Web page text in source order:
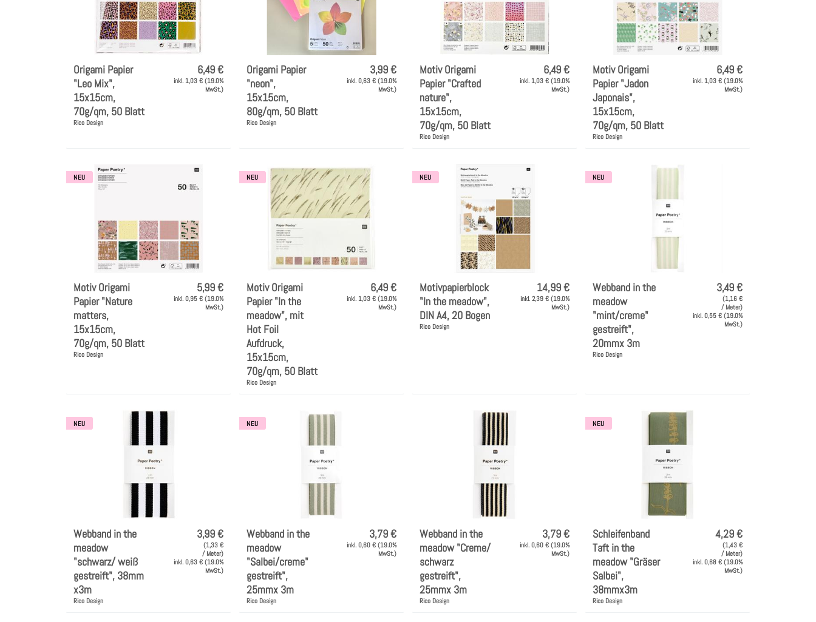
Origami Papier
"Leo Mix",
15x15cm,
70g/qm, 50 Blatt
Rico Design
6,49 €
inkl. 1,03 € (19.0%
MwSt.)
Origami Papier
"neon",
15x15cm,
80g/qm, 50 Blatt
Rico Design
3,99 €
inkl. 0,63 € (19.0%
MwSt.)
Motiv Origami
Papier "Crafted
nature",
15x15cm,
70g/qm, 50 Blatt
Rico Design
6,49 €
inkl. 1,03 € (19.0%
MwSt.)
Motiv Origami
Papier "Jadon
Japonais",
15x15cm,
70g/qm, 50 Blatt
Rico Design
6,49 €
inkl. 1,03 € (19.0%
MwSt.)
NEU
Motiv Origami
Papier "Nature
matters,
15x15cm,
70g/qm, 50 Blatt
Rico Design
5,99 €
inkl. 0,95 € (19.0%
MwSt.)
NEU
Motiv Origami
Papier "In the
meadow", mit
Hot Foil
Aufdruck,
15x15cm,
70g/qm, 50 Blatt
Rico Design
6,49 €
inkl. 1,03 € (19.0%
MwSt.)
NEU
Motivpapierblock
"In the meadow",
DIN A4, 20 Bogen
Rico Design
14,99 €
inkl. 2,39 € (19.0%
MwSt.)
NEU
Webband in the
meadow
"mint/creme"
gestreift",
20mmx 3m
Rico Design
3,49 €
(1,16 €
/ Meter)
inkl. 0,55 € (19.0%
MwSt.)
NEU
Webband in the
meadow
"schwarz/ weiß
gestreift", 38mm
x3m
Rico Design
3,99 €
(1,33 €
/ Meter)
inkl. 0,63 € (19.0%
MwSt.)
NEU
Webband in the
meadow
"Salbei/creme"
gestreift",
25mmx 3m
Rico Design
3,79 €
inkl. 0,60 € (19.0%
MwSt.)
Webband in the
meadow "Creme/
schwarz
gestreift",
25mmx 3m
Rico Design
3,79 €
inkl. 0,60 € (19.0%
MwSt.)
NEU
Schleifenband
Taft in the
meadow "Gräser
Salbei",
38mmx3m
Rico Design
4,29 €
(1,43 €
/ Meter)
inkl. 0,68 € (19.0%
MwSt.)